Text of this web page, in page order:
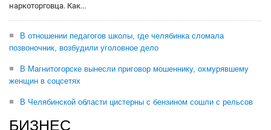
наркоторговца. Как...
В отношении педагогов школы, где челябинка сломала
позвоночник, возбудили уголовное дело
В Магнитогорске вынесли приговор мошеннику, охмурявшему
женщин в соцсетях
В Челябинской области цистерны с бензином сошли с рельсов
БИЗНЕС